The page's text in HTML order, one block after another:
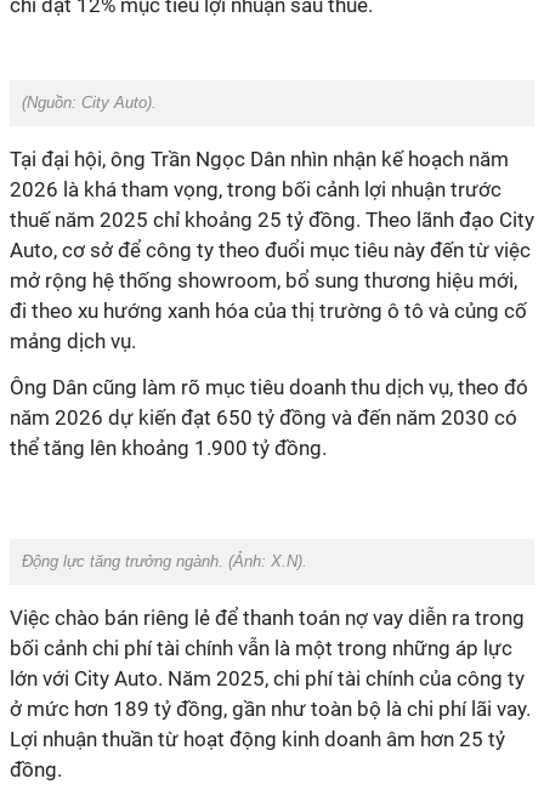
chỉ đạt 12% mục tiêu lợi nhuận sau thuế.
(Nguồn: City Auto).
Tại đại hội, ông Trần Ngọc Dân nhìn nhận kế hoạch năm
2026 là khá tham vọng, trong bối cảnh lợi nhuận trước
thuế năm 2025 chỉ khoảng 25 tỷ đồng. Theo lãnh đạo City
Auto, cơ sở để công ty theo đuổi mục tiêu này đến từ việc
mở rộng hệ thống showroom, bổ sung thương hiệu mới,
đi theo xu hướng xanh hóa của thị trường ô tô và củng cố
mảng dịch vụ.
Ông Dân cũng làm rõ mục tiêu doanh thu dịch vụ, theo đó
năm 2026 dự kiến đạt 650 tỷ đồng và đến năm 2030 có
thể tăng lên khoảng 1.900 tỷ đồng.
Động lực tăng trưởng ngành. (Ảnh: X.N).
Việc chào bán riêng lẻ để thanh toán nợ vay diễn ra trong
bối cảnh chi phí tài chính vẫn là một trong những áp lực
lớn với City Auto. Năm 2025, chi phí tài chính của công ty
ở mức hơn 189 tỷ đồng, gần như toàn bộ là chi phí lãi vay.
Lợi nhuận thuần từ hoạt động kinh doanh âm hơn 25 tỷ
đồng.